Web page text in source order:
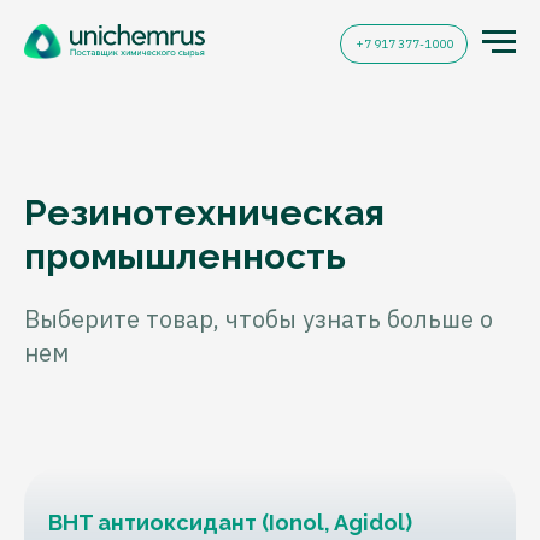
+7 917 377-1000
Резинотехническая
промышленность
Выберите товар, чтобы узнать больше о
нем
BHT антиоксидант (Ionol, Agidol)